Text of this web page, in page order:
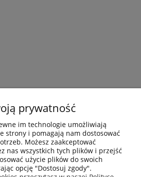
i dostawa
prywatność
im technologie umożliwiają
strony i pomagają nam dostosować
Możesz zaakceptować
nas wszystkich tych plików i przejść
użycie plików do swoich
opcję "Dostosuj zgody".